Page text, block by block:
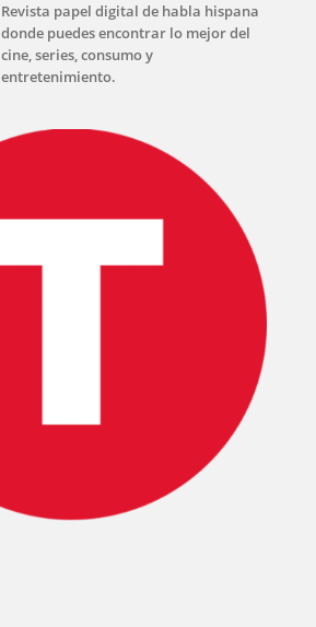
Revista papel digital de habla hispana
donde puedes encontrar lo mejor del
cine, series, consumo y
entretenimiento.